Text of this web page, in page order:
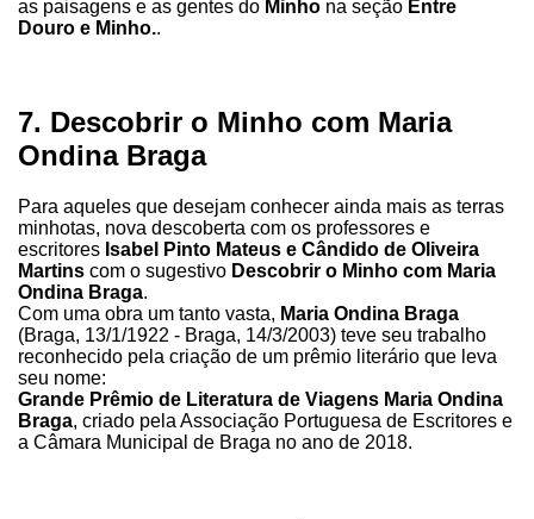
as paisagens e as gentes do Minho na seção Entre
Douro e Minho..
7. Descobrir o Minho com Maria
Ondina Braga
Para aqueles que desejam conhecer ainda mais as terras
minhotas, nova descoberta com os professores e
escritores Isabel Pinto Mateus e Cândido de Oliveira
Martins com o sugestivo Descobrir o Minho com Maria
Ondina Braga.
Com uma obra um tanto vasta, Maria Ondina Braga
(Braga, 13/1/1922 - Braga, 14/3/2003) teve seu trabalho
reconhecido pela criação de um prêmio literário que leva
seu nome:
Grande Prêmio de Literatura de Viagens Maria Ondina
Braga, criado pela Associação Portuguesa de Escritores e
a Câmara Municipal de Braga no ano de 2018.